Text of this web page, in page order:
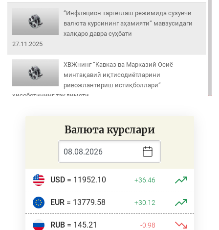
“Инфляцион таргетлаш режимида сузувчи
валюта курсининг аҳамияти” мавзусидаги
халқаро давра суҳбати
27.11.2025
ХВЖнинг “Кавказ ва Марказий Осиё
минтақавий иқтисодиётларини
ривожлантириш истиқболлари”
ҳисоботининг тақдимоти
Марказий банк Бошқарувининг навбатдаги
йиғилиши якунларига бағишланган матбуот
анжумани (25.07.2024)
Пресс конференция 11.09.2025
Марказий банк Бошқарувининг навбатдаги
йиғилиши якунларига бағишланган матбуот
Валюта курслари
USD= 11952.10 +36.46
EUR= 13779.58 +30.12
RUB= 145.21 -0.98